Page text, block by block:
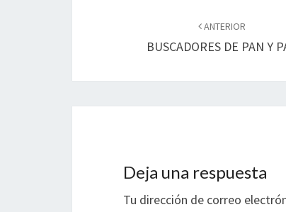
entradas
ANTERIOR
BUSCADORES DE PAN Y
Deja una respuesta
Tu dirección de correo